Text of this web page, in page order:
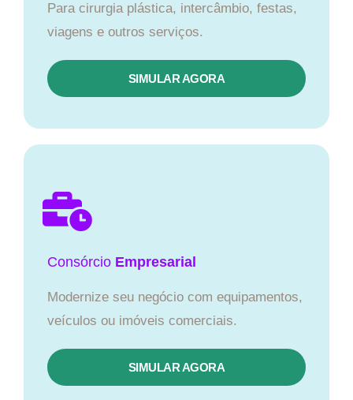
Para cirurgia plástica, intercâmbio, festas,
viagens e outros serviços.
SIMULAR AGORA
Consórcio Empresarial
Modernize seu negócio com equipamentos,
veículos ou imóveis comerciais.
SIMULAR AGORA